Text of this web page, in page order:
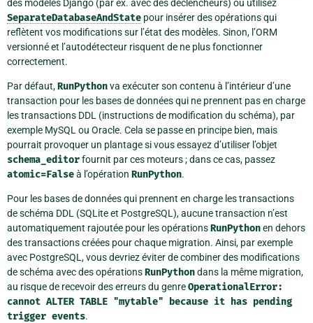
des modèles Django (par ex. avec des déclencheurs) ou utilisez
SeparateDatabaseAndState pour insérer des opérations qui
reflètent vos modifications sur l’état des modèles. Sinon, l’ORM
versionné et l’autodétecteur risquent de ne plus fonctionner
correctement.
Par défaut,RunPythonva exécuter son contenu à l’intérieur d’une
transaction pour les bases de données qui ne prennent pas en charge
les transactions DDL (instructions de modification du schéma), par
exemple MySQL ou Oracle. Cela se passe en principe bien, mais
pourrait provoquer un plantage si vous essayez d’utiliser l’objet
schema_editorfournit par ces moteurs ; dans ce cas, passez
atomic=Falseà l’opération RunPython.
Pour les bases de données qui prennent en charge les transactions
de schéma DDL (SQLite et PostgreSQL), aucune transaction n’est
automatiquement rajoutée pour les opérationsRunPythonen dehors
des transactions créées pour chaque migration. Ainsi, par exemple
avec PostgreSQL, vous devriez éviter de combiner des modifications
de schéma avec des opérationsRunPythondans la même migration,
au risque de recevoir des erreurs du genreOperationalError:
cannot ALTER TABLE "mytable" because it has pending
trigger events.